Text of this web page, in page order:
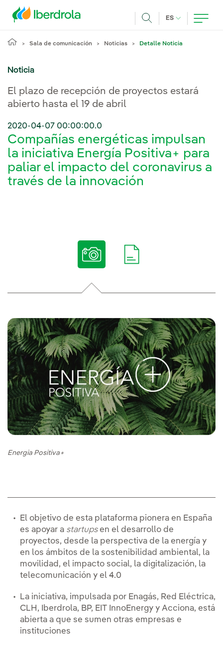
ES IDIOMA
Sala de comunicación Noticias Detalle Noticia
Noticia
El plazo de recepción de proyectos estará
abierto hasta el 19 de abril
2020-04-07 00:00:00.0
Compañías energéticas impulsan
la iniciativa Energía Positiva+ para
paliar el impacto del coronavirus a
través de la innovación
Energia Positiva+
El objetivo de esta plataforma pionera en España
es apoyar a startupsen el desarrollo de
proyectos, desde la perspectiva de la energía y
en los ámbitos de la sostenibilidad ambiental, la
movilidad, el impacto social, la digitalización, la
telecomunicación y el 4.0
La iniciativa, impulsada por Enagás, Red Eléctrica,
CLH, Iberdrola, BP, EIT InnoEnergy y Acciona, está
abierta a que se sumen otras empresas e
instituciones